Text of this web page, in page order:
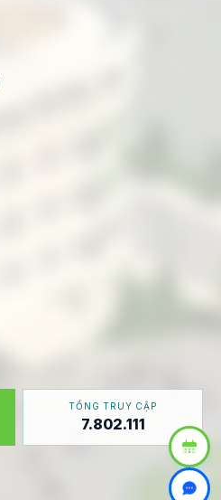
TỔNG TRUY CẬP
7.802.111